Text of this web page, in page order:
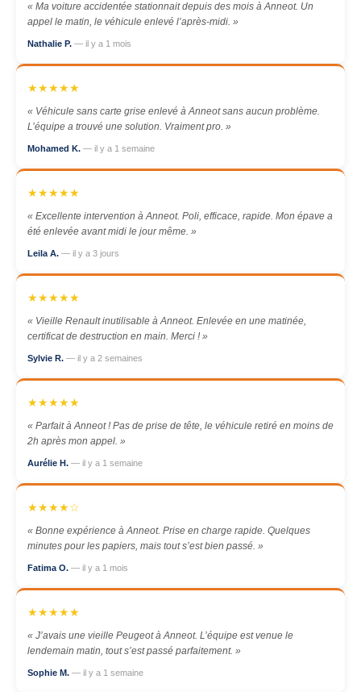
« Ma voiture accidentée stationnait depuis des mois à Anneot. Un
appel le matin, le véhicule enlevé l’après-midi. »
Nathalie P. — il y a 1 mois
★★★★★
« Véhicule sans carte grise enlevé à Anneot sans aucun problème.
L’équipe a trouvé une solution. Vraiment pro. »
Mohamed K. — il y a 1 semaine
★★★★★
« Excellente intervention à Anneot. Poli, efficace, rapide. Mon épave a
été enlevée avant midi le jour même. »
Leila A. — il y a 3 jours
★★★★★
« Vieille Renault inutilisable à Anneot. Enlevée en une matinée,
certificat de destruction en main. Merci ! »
Sylvie R. — il y a 2 semaines
★★★★★
« Parfait à Anneot ! Pas de prise de tête, le véhicule retiré en moins de
2h après mon appel. »
Aurélie H. — il y a 1 semaine
★★★★☆
« Bonne expérience à Anneot. Prise en charge rapide. Quelques
minutes pour les papiers, mais tout s’est bien passé. »
Fatima O. — il y a 1 mois
★★★★★
« J’avais une vieille Peugeot à Anneot. L’équipe est venue le
lendemain matin, tout s’est passé parfaitement. »
Sophie M. — il y a 1 semaine